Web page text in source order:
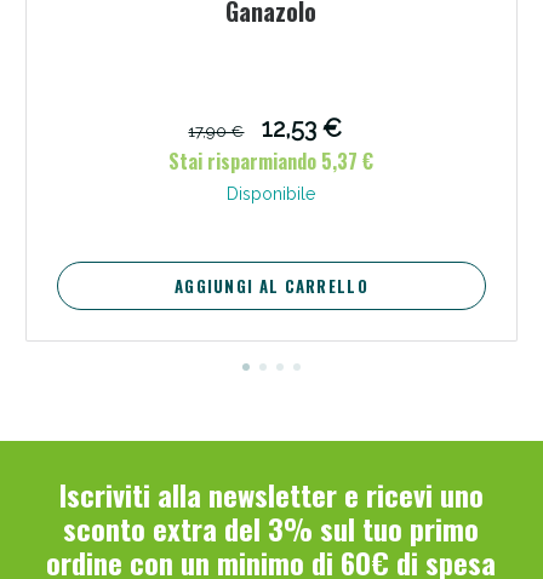
Ganazolo
17,90 €
12,53 €
Stai risparmiando 5,37 €
Disponibile
AGGIUNGI AL CARRELLO
Iscriviti alla newsletter e ricevi uno
sconto extra del 3% sul tuo primo
ordine con un minimo di 60€ di spesa